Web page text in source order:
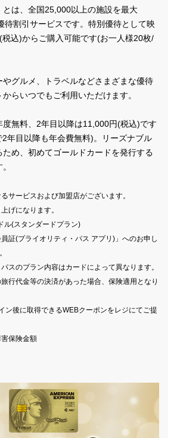
とは、全国25,000以上の施設を最大
待割引サービスです。特別優待として映
込)からご購入可能です(お一人様20枚/
グルメ、トラベルなどさまざまな優待
らいつでもご利用いただけます。
度無料、2年目以降は11,000円(税込)です
年目以降も年会費無料)。リーズナブル
ため、初めてゴールドカードを発行する
サービスおよび加盟店がございます。
げになります。
(スタンダードプラン)
証(プライオリティ・パス アプリ)」へのお申し
スのプラン内容はカードによって異なります。
行代金等の決済があった場合、保険適用となり
後に取得できるWEBクーポンをレジにてご提
保険金額